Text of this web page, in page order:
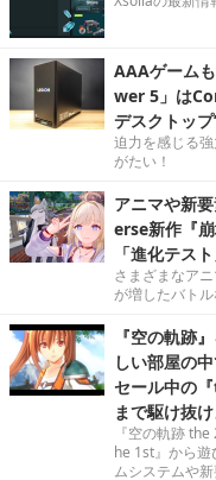
AAAゲーム
wer 5」は
デスクトップ
迫力を感じる
がたい！
アニマや新
erse新作『
「進化テス
さまざまなア
が増したバト
『空の軌跡
しい部屋の
セール中の
まで駆け抜け
『空の軌跡
he 1st』から遊
ムシステムや